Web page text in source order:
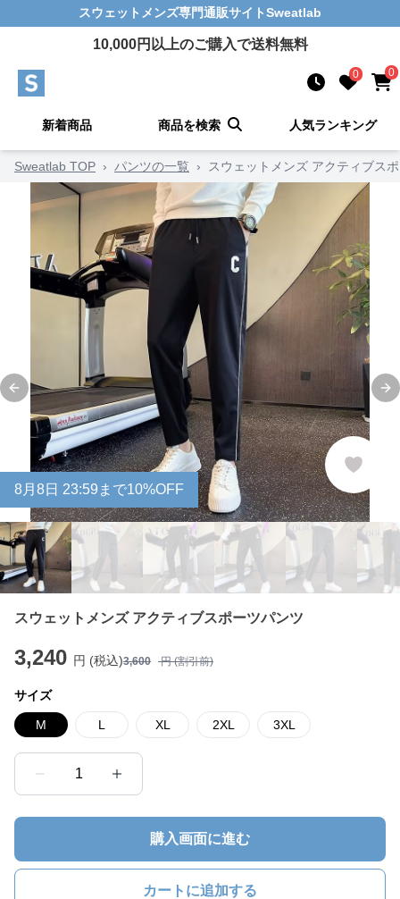
スウェットメンズ専門通販サイトSweatlab
10,000円以上のご購入で送料無料
0 0
新着商品 商品を検索 人気ランキング
Sweatlab TOP › パンツの一覧 › スウェットメンズ アクティブス
Previous slide
8月 8日 23:59まで10%OFF
スウェットメンズ アクティブスポーツパンツ
3,240 円 (税込)3,600 円 (割引前)
サイズ
M L XL 2XL 3XL
1
購入画面に進む
カートに追加する